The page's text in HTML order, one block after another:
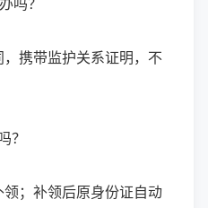
携带监护关系证明，不
？
；补领后原身份证自动